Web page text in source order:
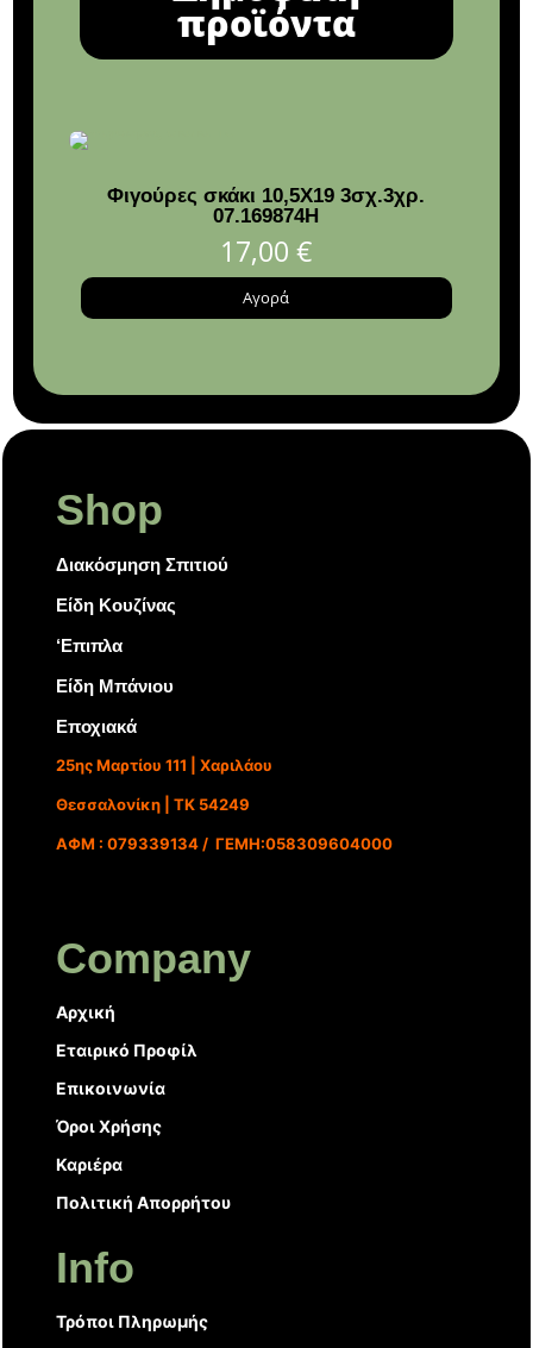
προϊόντα
Φιγούρες σκάκι 10,5Χ19 3σχ.3χρ.
07.169874H
17,00 €
Αγορά
Shop
Διακόσμηση Σπιτιού
Είδη Κουζίνας
‘Επιπλα
Είδη Μπάνιου
Εποχιακά
25ης Μαρτίου 111 | Χαριλάου
Θεσσαλονίκη | ΤΚ 54249
ΑΦΜ : 079339134 / ΓΕΜΗ:058309604000
Company
Αρχική
Εταιρικό Προφίλ
Επικοινωνία
Όροι Χρήσης
Καριέρα
Πολιτική Απορρήτου
Info
Τρόποι Πληρωμής